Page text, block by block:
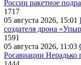
России ракетное
1717
05 августа 2026, 15:01
создателя дрона
1591
05 августа 2026, 11:03
Росавиации Нерадько